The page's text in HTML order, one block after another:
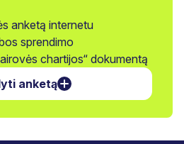
anketą internetu
sprendimo
chartijos“ dokumentą
anketą